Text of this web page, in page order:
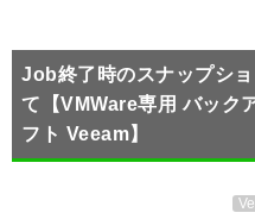
Job終了時のスナップシ
て【VMWare専用 バック
フト Veeam】